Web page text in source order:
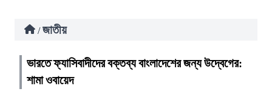
/ জাতীয়
ভারতে ফ্যাসিবাদীদের বক্তব্য বাংলাদেশের জন্য উদ্বেগের:
শামা ওবায়েদ